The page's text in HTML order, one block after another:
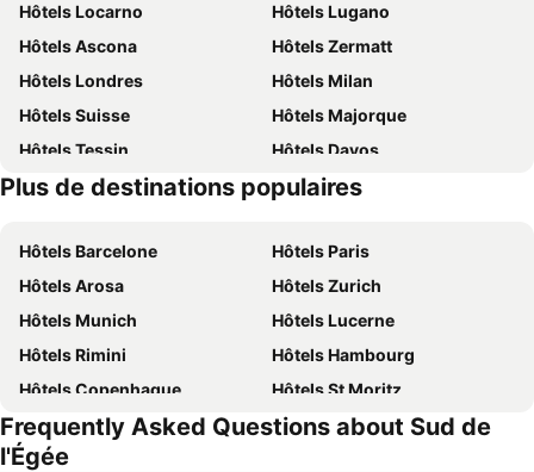
Hôtels Locarno
Hôtels Lugano
Hôtels Ascona
Hôtels Zermatt
Hôtels Londres
Hôtels Milan
Hôtels Suisse
Hôtels Majorque
Hôtels Tessin
Hôtels Davos
Hôtels Sardaigne
Hôtels Italie
Plus de destinations populaires
Hôtels Barcelone
Hôtels Paris
Hôtels Arosa
Hôtels Zurich
Hôtels Munich
Hôtels Lucerne
Hôtels Rimini
Hôtels Hambourg
Hôtels Copenhague
Hôtels St Moritz
Hôtels Palma
Hôtels Thun
Hôtels Berne
Frequently Asked Questions about Sud de
l'Égée